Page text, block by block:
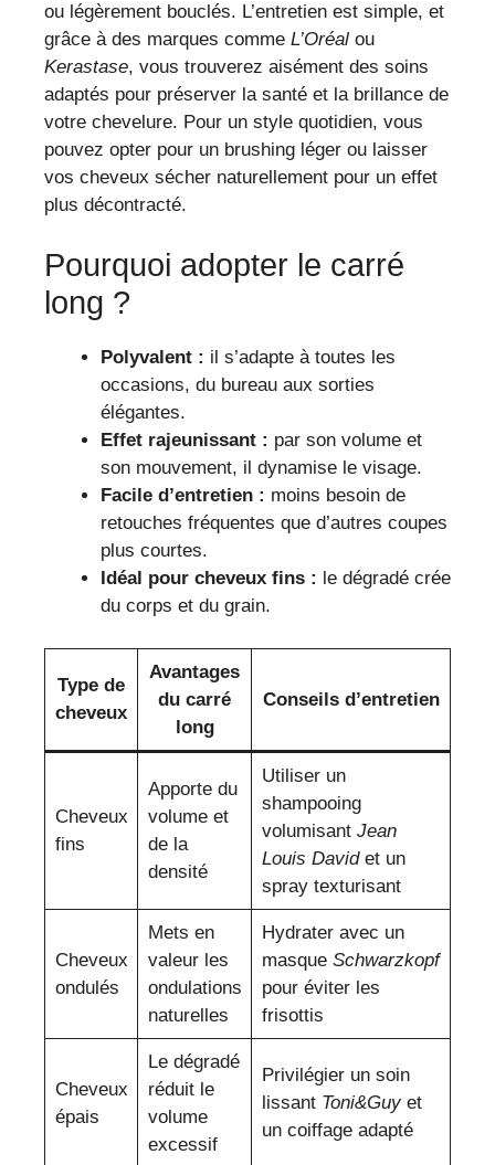
ou légèrement bouclés. L’entretien est simple, et
grâce à des marques comme L’Oréal ou
Kerastase, vous trouverez aisément des soins
adaptés pour préserver la santé et la brillance de
votre chevelure. Pour un style quotidien, vous
pouvez opter pour un brushing léger ou laisser
vos cheveux sécher naturellement pour un effet
plus décontracté.
Pourquoi adopter le carré
long ?
Polyvalent : il s’adapte à toutes les
occasions, du bureau aux sorties
élégantes.
Effet rajeunissant : par son volume et
son mouvement, il dynamise le visage.
Facile d’entretien : moins besoin de
retouches fréquentes que d’autres coupes
plus courtes.
Idéal pour cheveux fins : le dégradé crée
du corps et du grain.
Type de
cheveux
Avantages
du carré
long
Conseils d’entretien
Cheveux
fins
Apporte du
volume et
de la
densité
Utiliser un
shampooing
volumisant Jean
Louis Davidet un
spray texturisant
Cheveux
ondulés
Mets en
valeur les
ondulations
naturelles
Hydrater avec un
masque Schwarzkopf
pour éviter les
frisottis
Cheveux
épais
Le dégradé
réduit le
volume
excessif
Privilégier un soin
lissant Toni&Guyet
un coiffage adapté